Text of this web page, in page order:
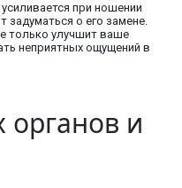
при ношении
задуматься о его замене.
только улучшит ваше
неприятных ощущений в
органов и